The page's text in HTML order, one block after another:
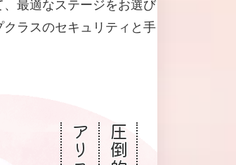
最適なステージをお選び
ラスのセキュリティと手